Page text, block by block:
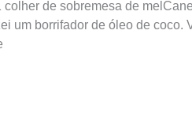
de sobremesa de
um borrifador de óleo de coco.